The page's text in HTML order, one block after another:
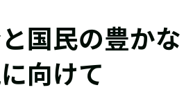
国民の豊かな
向けて